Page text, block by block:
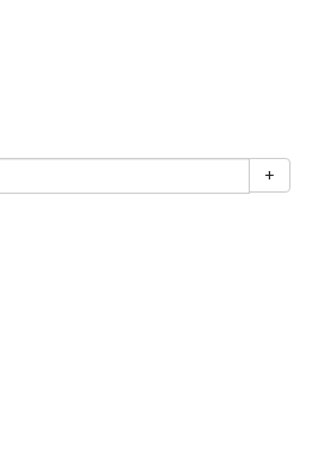
+